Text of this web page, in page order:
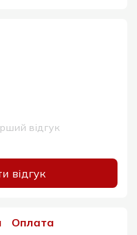
відгук
відгук
Оплата